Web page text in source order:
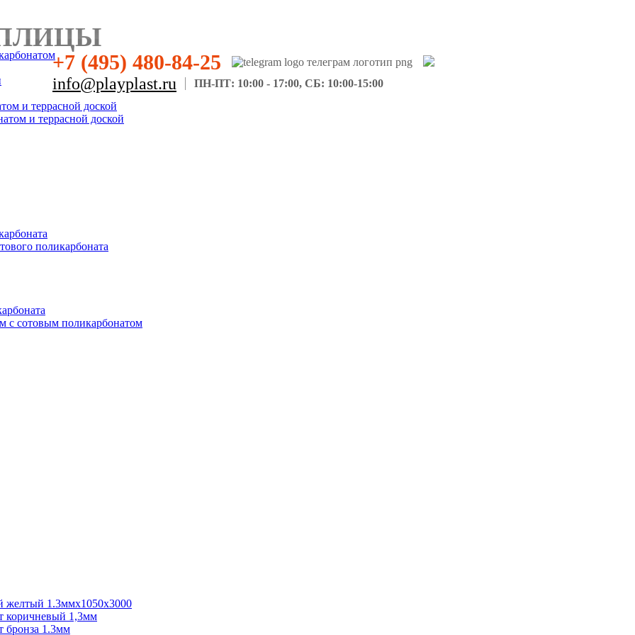
+7 (495) 480-84-25
info@playplast.ru ПН-ПТ: 10:00 - 17:00, СБ: 10:00-15:00
и террасной доской
и террасной доской
поликарбоната
с сотовым поликарбонатом
желтый 1.3ммх1050х3000
коричневый 1,3мм
бронза 1.3мм